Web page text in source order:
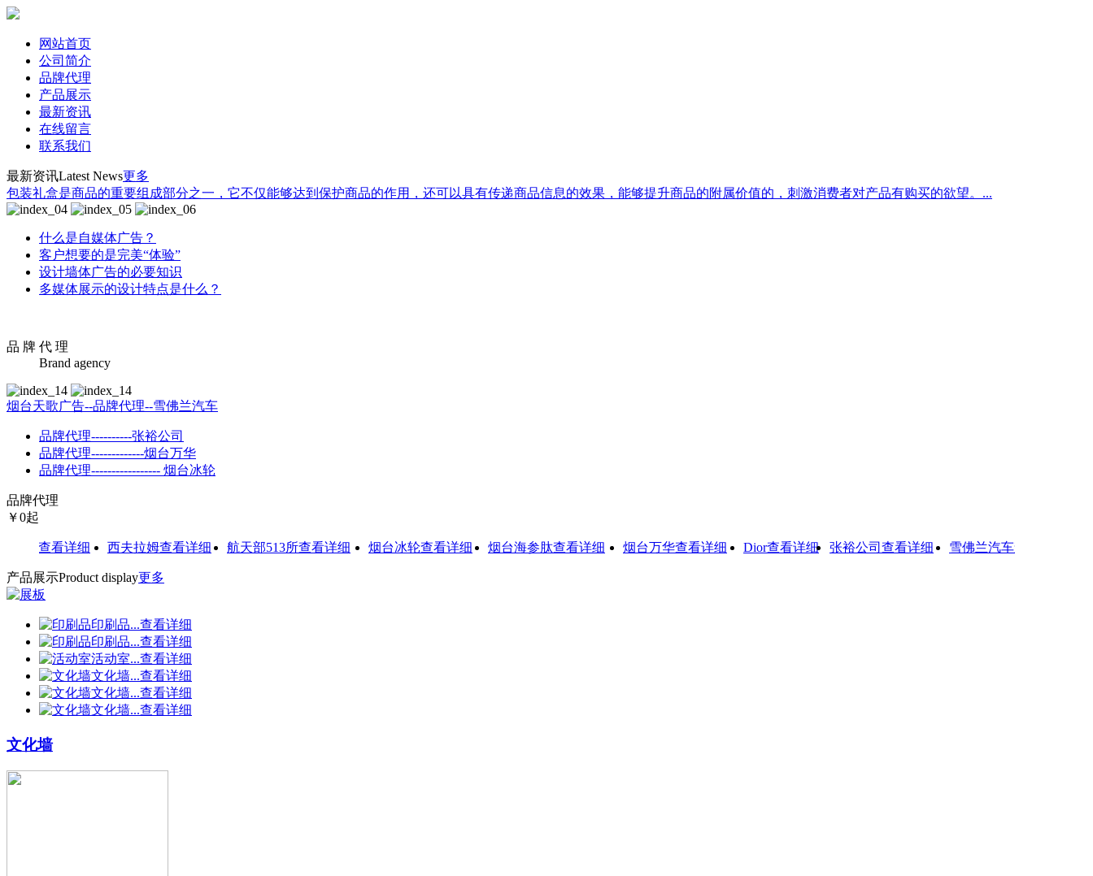
网站首页
公司简介
品牌代理
产品展示
最新资讯
在线留言
联系我们
最新资讯Latest News更多
包装礼盒是商品的重要组成部分之一，它不仅能够达到保护商品的作用，还可以具有传递商品信息的效果，能够提升商品的附属价值的，刺激消费者对产品有购买的欲望。...
什么是自媒体广告？
客户想要的是完美“体验”
设计墙体广告的必要知识
多媒体展示的设计特点是什么？
品 牌 代 理
Brand agency
烟台天歌广告--品牌代理--雪佛兰汽车
品牌代理----------张裕公司
品牌代理-------------烟台万华
品牌代理----------------- 烟台冰轮
品牌代理
￥0起
查看详细 西夫拉姆查看详细 航天部513所查看详细 烟台冰轮查看详细 烟台海参肽查看详细 烟台万华查看详细 Dior查看详细 张裕公司查看详细 雪佛兰汽车查看详细
产品展示Product display更多
印刷品...查看详细
印刷品...查看详细
活动室...查看详细
文化墙...查看详细
文化墙...查看详细
文化墙...查看详细
文化墙